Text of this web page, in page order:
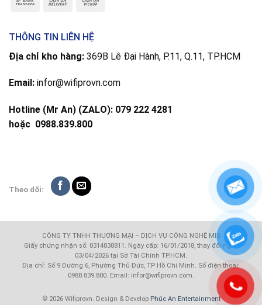
THÔNG TIN LIÊN HỆ
Địa chỉ kho hàng: 369B Lê Đại Hành, P.11, Q.11, TP.HCM
Email: infor@wifiprovn.com
Hotline (Mr An) (ZALO): 079 222 4281
hoặc 0988.839.800
Theo dõi:
CÔNG TY TNHH THƯƠNG MẠI – DỊCH VỤ CÔNG NGHỆ MIS
Giấy chứng nhận số: 0314838811. Ngày cấp: 16/01/2018, thay đổi ngày
03/04/2026 tại Sở Tài Chính TP.HCM.
Địa chỉ: Số 9 Đường 6, Phường Thủ Đức, TP Hồ Chí Minh. Số điện thoại:
0988.839.800. Email: infor@wifiprovn.com.
© 2026 Wifiprovn. Design & Develop Phúc An Entertainment